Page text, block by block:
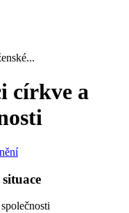
církve a